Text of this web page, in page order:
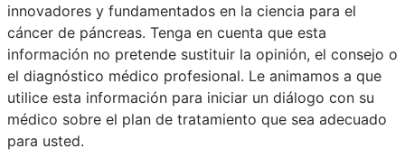
innovadores y fundamentados en la ciencia para el
cáncer de páncreas. Tenga en cuenta que esta
información no pretende sustituir la opinión, el consejo o
el diagnóstico médico profesional. Le animamos a que
utilice esta información para iniciar un diálogo con su
médico sobre el plan de tratamiento que sea adecuado
para usted.